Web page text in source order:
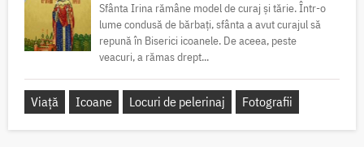
Sfânta Irina rămâne model de curaj și tărie. Într-o
lume condusă de bărbați, sfânta a avut curajul să
repună în Biserici icoanele. De aceea, peste
veacuri, a rămas drept...
Viață Icoane Locuri de pelerinaj Fotografii